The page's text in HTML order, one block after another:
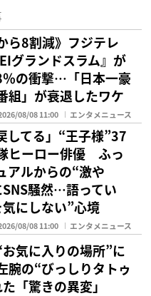
ら8割減》フジテレ
グランドスラム』が
の衝撃…「日本一豪
組」が衰退したワケ
08/08 11:00 エンタメニュース
してる」“王子様”37
ヒーロー俳優 ふっ
アルからの“激や
騒然…語ってい
にしない”心境
08/08 11:00 エンタメニュース
気に入りの場所”に
腕の“びっしりタトゥ
「驚きの異変」